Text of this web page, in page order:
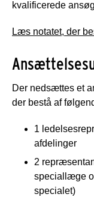
kvalificerede
Læs notatet, der
Der nedsættes et
der bestå af
1
afdelinger
2
speciallæge
specialet)